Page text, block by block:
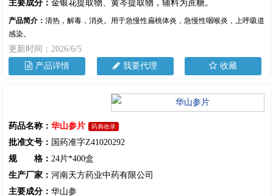
主要成分： 金银花提取物、黄芩提取物，辅料为蔗糖。
产品简介： 清热，解毒，消炎。用于急慢性扁桃体炎，急慢性咽喉炎，上呼吸道
感染。
更新时间：2026/6/5
产品详情
我要代理 收藏
药品名称： 华山参片 药典收录
批准文号： 国药准字Z41020292
规 格： 24片*400盒
生产厂家： 河南天方药业中药有限公司
主要成分： 华山参